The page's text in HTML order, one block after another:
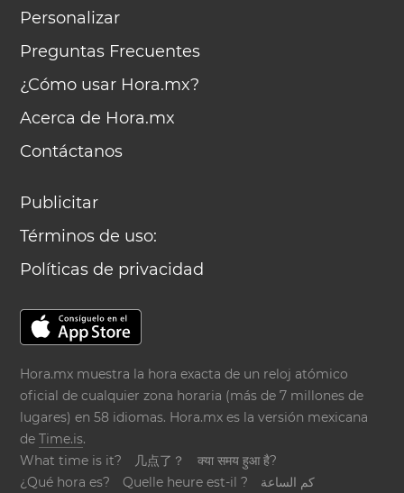
Personalizar
Preguntas Frecuentes
¿Cómo usar Hora.mx?
Acerca de Hora.mx
Contáctanos
Publicitar
Términos de uso:
Políticas de privacidad
Hora.mx muestra la hora exacta de un reloj atómico
oficial de cualquier zona horaria (más de 7 millones de
lugares) en 58 idiomas. Hora.mx es la versión mexicana
deTime.is.
What time is it?
几点了？
क्या समय हुआ है?
¿Qué hora es?
Quelle heure est-il ?
كم الساعة